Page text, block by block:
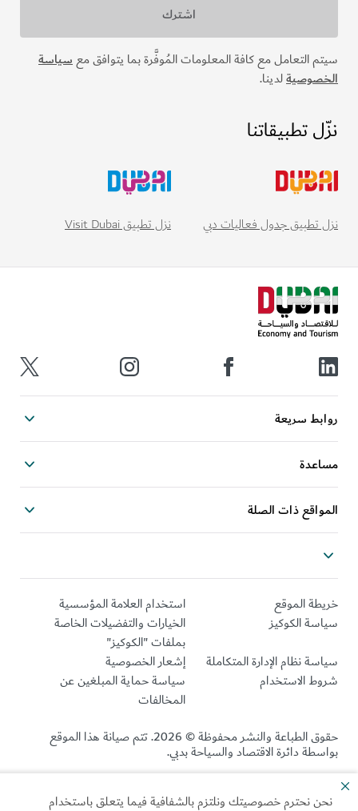
نحن نحترم خصوصيتك ونلتزم بالشفافية فيما يتعلق باستخدام
سيتم التعامل مع كافة المعلومات المُوفَّرة بما يتوافق معسياسة
الخصوصيةلدينا.
نزّل تطبيقاتنا
نزل تطبيق جدول فعاليات دبي نزل تطبيق Visit Dubai
روابط سريعة
مساعدة
المواقع ذات الصلة
خريطة الموقع
استخدام العلامة المؤسسية
سياسة الكوكيز
الخيارات والتفضيلات الخاصة
بملفات "الكوكيز"
سياسة نظام الإدارة المتكاملة
إشعار الخصوصية
شروط الاستخدام
سياسة حماية المبلغين عن
المخالفات
حقوق الطباعة والنشر محفوظة © 2026. تتم صيانة هذا الموقع
بواسطة دائرة الاقتصاد والسياحة بدبي.
آخر تحديث للموقع 2026/08/09